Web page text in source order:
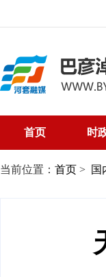
首页 时
当前位置： 首页 > 国